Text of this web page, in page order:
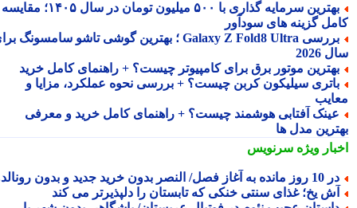
بهترین سرمایه گذاری با ۵۰۰ میلیون تومان در سال ۱۴۰۵؛ مقایسه
گزینه های سودآور
بررسی Galaxy Z Fold8 Ultra ؛ بهترین گوشی تاشو سامسونگ برای
2026
موتور برق برای کامپیوتر چیست؟ + راهنمای کامل خرید
سیلیکون کربن چیست؟ + بررسی نحوه عملکرد، مزایا و
آفتابی هوشمند چیست؟ + راهنمای کامل خرید و معرفی
مدل ها
ویژهسرنویس
آغاز فصل/ النصر بدون خرید جدید و بدون رونالدو!
یخ؛ غذای سنتی خنکی که تابستان را دلپذیرتر می کند